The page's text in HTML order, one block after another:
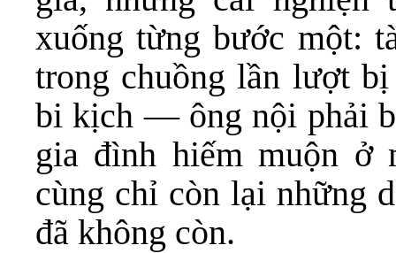
xuống từng bước một:
trong chuồng lần lượt
bi kịch — ông nội phải
gia đình hiếm muộn ở
cùng chỉ còn lại những
đã không còn.